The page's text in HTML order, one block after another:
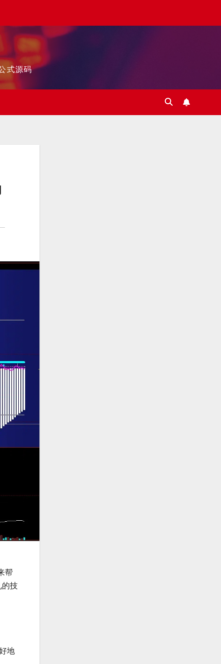
式源码
帮
的技
地